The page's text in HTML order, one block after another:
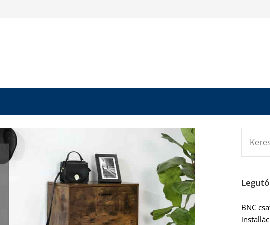
BNC